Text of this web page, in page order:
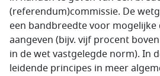
(referendum)commissie. De
een bandbreedte voor
aangeven (bijv. vijf procent
in de wet vastgelegde norm). In
leidende principes in meer